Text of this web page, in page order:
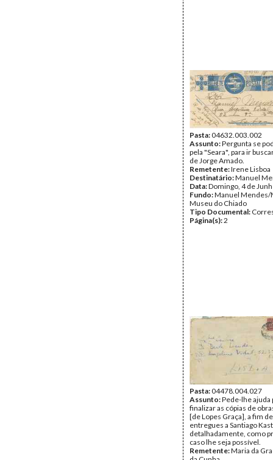
Pasta:04632.003.002
Assunto:Pergunta se
pela "Seara", para ir
de Jorge Amado.
Remetente:Irene Lisboa
Destinatário:Manuel
Data:Domingo, 4 de
Fundo:Manuel Mendes/
Museu do Chiado
Tipo Documental:
Página(s):2
Pasta:04478.004.027
Assunto:Pede-lhe ajuda
finalizar as cópias de
[de Lopes Graça], a fim
entregues a Santiago
detalhadamente, como
caso lhe seja possível.
Remetente:Maria da